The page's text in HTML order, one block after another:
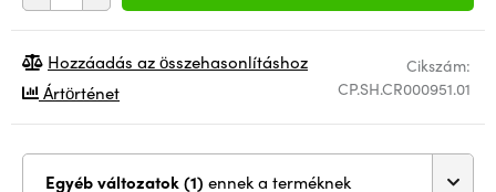
Cikszám:
CP.SH.CR000951.01
Hozzáadás az összehasonlításhoz
Ártörténet
Egyéb változatok (1) ennek a terméknek